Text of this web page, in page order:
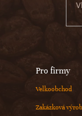
Pro firmy
Velkoobchod
Zakázková